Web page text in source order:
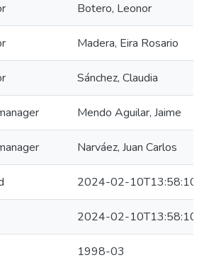
Botero, Leonor
Madera, Eira Rosario
Sánchez, Claudia
Mendo Aguilar, Jaime
Narváez, Juan Carlos
2024-02-10T13:58:10Z
2024-02-10T13:58:10Z
1998-03